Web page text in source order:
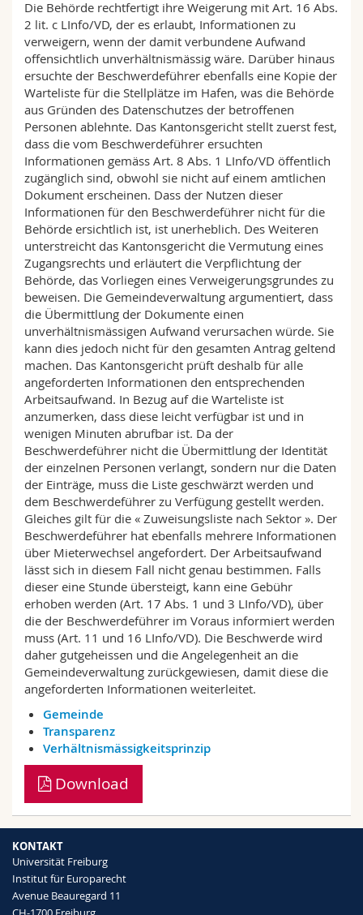
Die Behörde rechtfertigt ihre Weigerung mit Art. 16 Abs.
2 lit. c LInfo/VD, der es erlaubt, Informationen zu
verweigern, wenn der damit verbundene Aufwand
offensichtlich unverhältnismässig wäre. Darüber hinaus
ersuchte der Beschwerdeführer ebenfalls eine Kopie der
Warteliste für die Stellplätze im Hafen, was die Behörde
aus Gründen des Datenschutzes der betroffenen
Personen ablehnte. Das Kantonsgericht stellt zuerst fest,
dass die vom Beschwerdeführer ersuchten
Informationen gemäss Art. 8 Abs. 1 LInfo/VD öffentlich
zugänglich sind, obwohl sie nicht auf einem amtlichen
Dokument erscheinen. Dass der Nutzen dieser
Informationen für den Beschwerdeführer nicht für die
Behörde ersichtlich ist, ist unerheblich. Des Weiteren
unterstreicht das Kantonsgericht die Vermutung eines
Zugangsrechts und erläutert die Verpflichtung der
Behörde, das Vorliegen eines Verweigerungsgrundes zu
beweisen. Die Gemeindeverwaltung argumentiert, dass
die Übermittlung der Dokumente einen
unverhältnismässigen Aufwand verursachen würde. Sie
kann dies jedoch nicht für den gesamten Antrag geltend
machen. Das Kantonsgericht prüft deshalb für alle
angeforderten Informationen den entsprechenden
Arbeitsaufwand. In Bezug auf die Warteliste ist
anzumerken, dass diese leicht verfügbar ist und in
wenigen Minuten abrufbar ist. Da der
Beschwerdeführer nicht die Übermittlung der Identität
der einzelnen Personen verlangt, sondern nur die Daten
der Einträge, muss die Liste geschwärzt werden und
dem Beschwerdeführer zu Verfügung gestellt werden.
Gleiches gilt für die « Zuweisungsliste nach Sektor ». Der
Beschwerdeführer hat ebenfalls mehrere Informationen
über Mieterwechsel angefordert. Der Arbeitsaufwand
lässt sich in diesem Fall nicht genau bestimmen. Falls
dieser eine Stunde übersteigt, kann eine Gebühr
erhoben werden (Art. 17 Abs. 1 und 3 LInfo/VD), über
die der Beschwerdeführer im Voraus informiert werden
muss (Art. 11 und 16 LInfo/VD). Die Beschwerde wird
daher gutgeheissen und die Angelegenheit an die
Gemeindeverwaltung zurückgewiesen, damit diese die
angeforderten Informationen weiterleitet.
Gemeinde
Transparenz
Verhältnismässigkeitsprinzip
Download
KONTAKT
Universität Freiburg
Institut für Europarecht
Avenue Beauregard 11